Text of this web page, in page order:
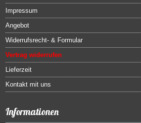
Impressum
Angebot
Widerrufsrecht- & Formular
Vertrag widerrufen
Lieferzeit
Kontakt mit uns
Informationen